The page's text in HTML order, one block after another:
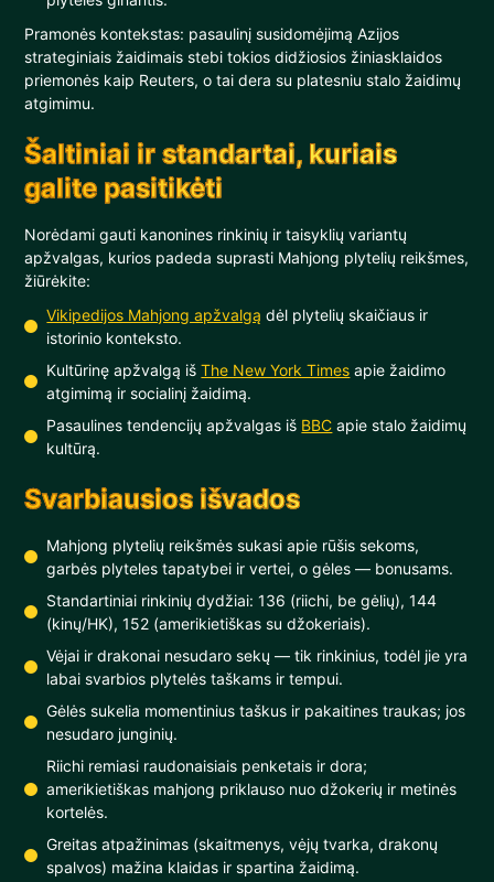
Pramonės kontekstas: pasaulinį susidomėjimą Azijos
strateginiais žaidimais stebi tokios didžiosios žiniasklaidos
priemonės kaip Reuters, o tai dera su platesniu stalo žaidimų
atgimimu.
Šaltiniai ir standartai, kuriais
galite pasitikėti
Norėdami gauti kanonines rinkinių ir taisyklių variantų
apžvalgas, kurios padeda suprasti Mahjong plytelių reikšmes,
žiūrėkite:
Vikipedijos Mahjong apžvalgą dėl plytelių skaičiaus ir
istorinio konteksto.
Kultūrinę apžvalgą išThe New York Times apie žaidimo
atgimimą ir socialinį žaidimą.
Pasaulines tendencijų apžvalgas iš BBC apie stalo žaidimų
kultūrą.
Svarbiausios išvados
Mahjong plytelių reikšmės sukasi apie rūšis sekoms,
garbės plyteles tapatybei ir vertei, o gėles — bonusams.
Standartiniai rinkinių dydžiai: 136 (riichi, be gėlių), 144
(kinų/HK), 152 (amerikietiškas su džokeriais).
Vėjai ir drakonai nesudaro sekų — tik rinkinius, todėl jie yra
labai svarbios plytelės taškams ir tempui.
Gėlės sukelia momentinius taškus ir pakaitines traukas; jos
nesudaro junginių.
Riichi remiasi raudonaisiais penketais ir dora;
amerikietiškas mahjong priklauso nuo džokerių ir metinės
kortelės.
Greitas atpažinimas (skaitmenys, vėjų tvarka, drakonų
spalvos) mažina klaidas ir spartina žaidimą.